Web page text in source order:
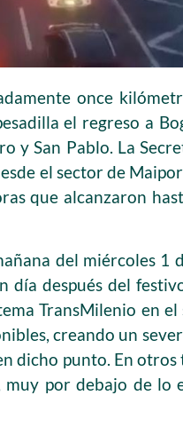
once
el regreso a
y San Pablo. La
el sector de
que alcanzaron
del miércoles 1
después del
TransMilenio en
creando un
dicho punto. En otros
por debajo de lo